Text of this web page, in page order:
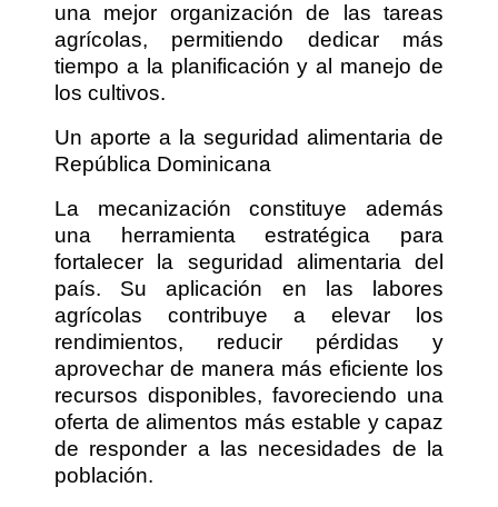
una mejor organización de las tareas
agrícolas, permitiendo dedicar más
tiempo a la planificación y al manejo de
los cultivos.
Un aporte a la seguridad alimentaria de
República Dominicana
La mecanización constituye además
una herramienta estratégica para
fortalecer la seguridad alimentaria del
país. Su aplicación en las labores
agrícolas contribuye a elevar los
rendimientos, reducir pérdidas y
aprovechar de manera más eficiente los
recursos disponibles, favoreciendo una
oferta de alimentos más estable y capaz
de responder a las necesidades de la
población.